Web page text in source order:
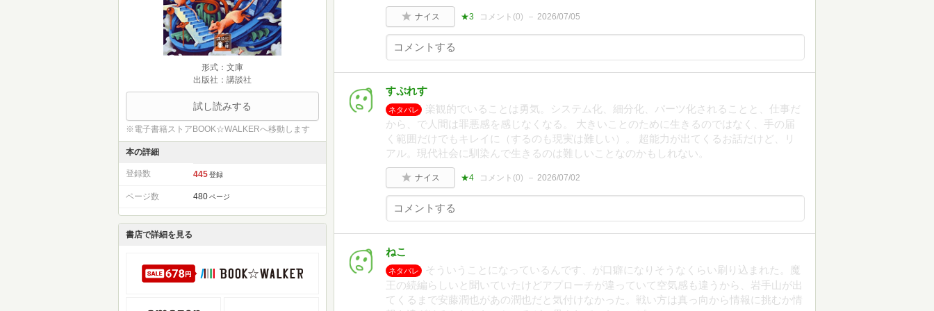
形式：文庫
出版社：講談社
試し読みする
※電子書籍ストアBOOK☆WALKERへ移動します
本の詳細
登録数 445 登録
ページ数 480 ページ
書店で詳細を見る
ナイス ★3 コメント(0) 2026/07/05
すぷれす
ネタバレ
楽観的でいることは勇気。システム化、細分化、パーツ化されることと、仕事だ
から、で人間は罪悪感を感じなくなる。 大きいことのために生きるのではなく、手の届
く範囲だけでもキレイに（するのも現実は難しい）。 超能力が出てくるお話だけど、リ
アル。現代社会に馴染んで生きるのは難しいことなのかもしれない。
ナイス ★4 コメント(0) 2026/07/02
ねこ
ネタバレ
そういうことになっているんです、が口癖になりそうなくらい刷り込まれた。魔
王の続編らしいと聞いていたけどアプローチが違っていて空気感も違うから、岩手山が出
てくるまで安藤潤也があの潤也だと気付けなかった。戦い方は真っ向から情報に挑むか情